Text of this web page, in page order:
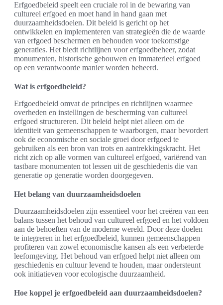
Erfgoedbeleid speelt een cruciale rol in de bewaring van
cultureel erfgoed en moet hand in hand gaan met
duurzaamheidsdoelen. Dit beleid is gericht op het
ontwikkelen en implementeren van strategieën die de waarde
van erfgoed beschermen en behouden voor toekomstige
generaties. Het biedt richtlijnen voor erfgoedbeheer, zodat
monumenten, historische gebouwen en immaterieel erfgoed
op een verantwoorde manier worden beheerd.
Wat is erfgoedbeleid?
Erfgoedbeleid omvat de principes en richtlijnen waarmee
overheden en instellingen de bescherming van cultureel
erfgoed structureren. Dit beleid helpt niet alleen om de
identiteit van gemeenschappen te waarborgen, maar bevordert
ook de economische en sociale groei door erfgoed te
gebruiken als een bron van trots en aantrekkingskracht. Het
richt zich op alle vormen van cultureel erfgoed, variërend van
tastbare monumenten tot lessen uit de geschiedenis die van
generatie op generatie worden doorgegeven.
Het belang van duurzaamheidsdoelen
Duurzaamheidsdoelen zijn essentieel voor het creëren van een
balans tussen het behoud van cultureel erfgoed en het voldoen
aan de behoeften van de moderne wereld. Door deze doelen
te integreren in het erfgoedbeleid, kunnen gemeenschappen
profiteren van zowel economische kansen als een verbeterde
leefomgeving. Het behoud van erfgoed helpt niet alleen om
geschiedenis en cultuur levend te houden, maar ondersteunt
ook initiatieven voor ecologische duurzaamheid.
Hoe koppel je erfgoedbeleid aan duurzaamheidsdoelen?